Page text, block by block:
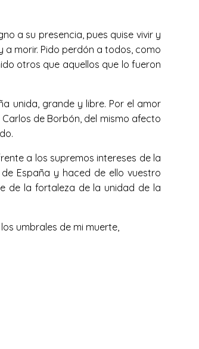
a su presencia, pues quise vivir y
a morir. Pido perdón a todos, como
otros que aquellos que lo fueron
unida, grande y libre. Por el amor
de Borbón, del mismo afecto
a los supremos intereses de la
España y haced de ello vuestro
de la fortaleza de la unidad de la
umbrales de mi muerte,